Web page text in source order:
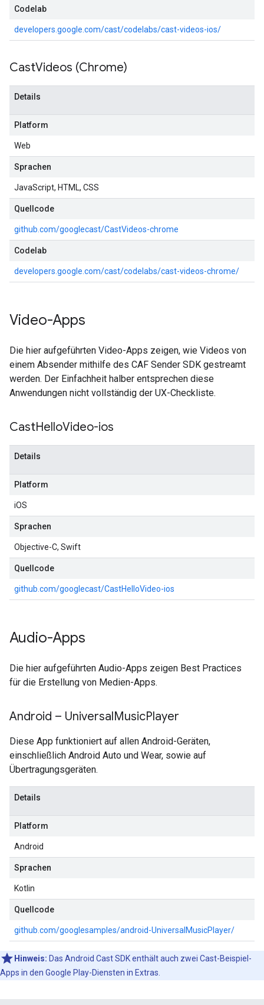
Codelab
developers.google.com/cast/codelabs/cast-videos-ios/
CastVideos (Chrome)
Details
Platform
Web
Sprachen
JavaScript, HTML, CSS
Quellcode
github.com/googlecast/CastVideos-chrome
Codelab
developers.google.com/cast/codelabs/cast-videos-chrome/
Video-Apps
Die hier aufgeführten Video-Apps zeigen, wie Videos von
einem Absender mithilfe des CAF Sender SDK gestreamt
werden. Der Einfachheit halber entsprechen diese
Anwendungen nicht vollständig der UX-Checkliste.
CastHelloVideo-ios
Details
Platform
iOS
Sprachen
Objective-C, Swift
Quellcode
github.com/googlecast/CastHelloVideo-ios
Audio-Apps
Die hier aufgeführten Audio-Apps zeigen Best Practices
für die Erstellung von Medien-Apps.
Android – UniversalMusicPlayer
Diese App funktioniert auf allen Android-Geräten,
einschließlich Android Auto und Wear, sowie auf
Übertragungsgeräten.
Details
Platform
Android
Sprachen
Kotlin
Quellcode
github.com/googlesamples/android-UniversalMusicPlayer/
Hinweis: Das Android Cast SDK enthält auch zwei Cast-Beispiel-
Apps in den Google Play-Diensten in Extras.